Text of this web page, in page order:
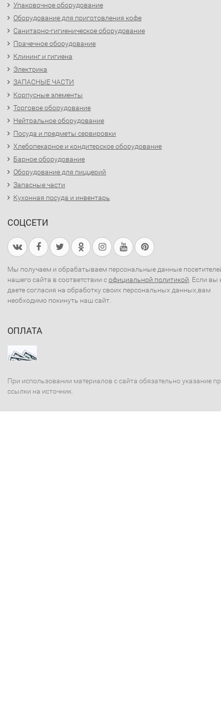
Упаковочное оборудование
Оборудование для приготовления кофе
Санитарно-гигиеническое оборудование
Прачечное оборудование
Клининг и гигиена
Электрика
ЗАПАСНЫЕ ЧАСТИ
Корпусные элементы
Торговое оборудование
Нейтральное оборудование
Посуда и предметы сервировки
Хлебопекарное и кондитерское оборудование
Барное оборудование
Оборудование для пиццерий
Запасные части
Кухонная посуда и инвентарь
СОЦСЕТИ
Мы получаем и обрабатываем персональные данные
нашего сайта в соответствии софициальной политикой . Если вы
даете согласия на обработку своих персональных данных,вам
необходимо покинуть наш сайт.
ОПЛАТА
При использовании материалов с сайта обязательно указание
ссылки на источник.